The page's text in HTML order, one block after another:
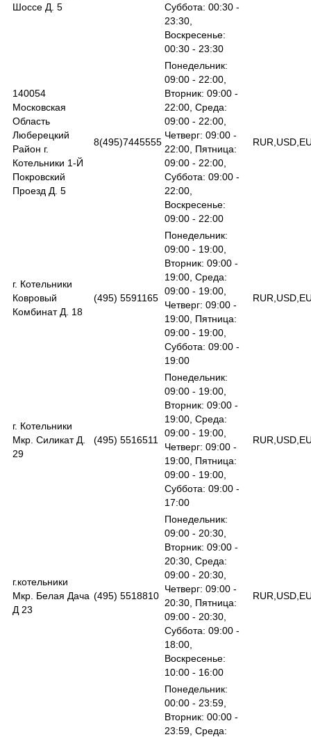
Шоссе Д. 5
Суббота: 00:30 -
23:30,
Воскресенье:
00:30 - 23:30
140054
Московская
Область
Люберецкий
Район г.
Котельники 1-Й
Покровский
Проезд Д. 5
8(495)7445555
Понедельник:
09:00 - 22:00,
Вторник: 09:00 -
22:00, Среда:
09:00 - 22:00,
Четверг: 09:00 -
22:00, Пятница:
09:00 - 22:00,
Суббота: 09:00 -
22:00,
Воскресенье:
09:00 - 22:00
г. Котельники
Ковровый
Комбинат Д. 18
(495) 5591165
Понедельник:
09:00 - 19:00,
Вторник: 09:00 -
19:00, Среда:
09:00 - 19:00,
Четверг: 09:00 -
19:00, Пятница:
09:00 - 19:00,
Суббота: 09:00 -
19:00
г. Котельники
Мкр. Силикат Д.
29
(495) 5516511
Понедельник:
09:00 - 19:00,
Вторник: 09:00 -
19:00, Среда:
09:00 - 19:00,
Четверг: 09:00 -
19:00, Пятница:
09:00 - 19:00,
Суббота: 09:00 -
17:00
г.котельники
Мкр. Белая Дача
Д 23
(495) 5518810
Понедельник:
09:00 - 20:30,
Вторник: 09:00 -
20:30, Среда:
09:00 - 20:30,
Четверг: 09:00 -
20:30, Пятница:
09:00 - 20:30,
Суббота: 09:00 -
18:00,
Воскресенье:
10:00 - 16:00
Понедельник:
00:00 - 23:59,
Вторник: 00:00 -
23:59, Среда: